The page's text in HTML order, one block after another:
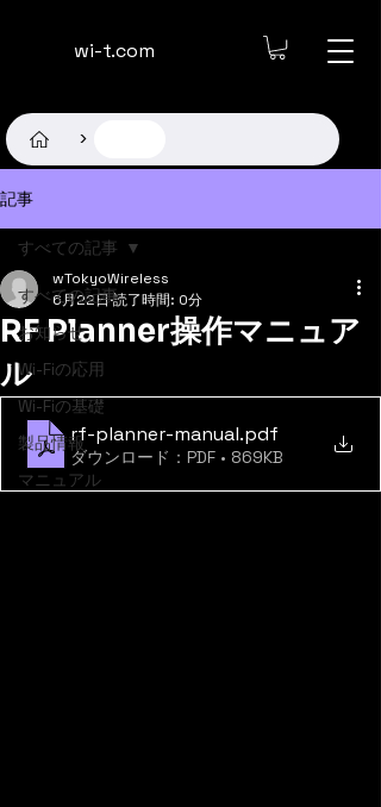
​wi-t.com
>
記事
すべての記事
お知らせ
Wi-Fiの応用
Wi-Fiの基礎
製品情報
マニュアル
すべての記事
RF Planner操作マニュア
ル
wTokyoWireless
6月22日読了時間: 0分
rf-planner-manual.pdf
ダウンロード：PDF • 869KB